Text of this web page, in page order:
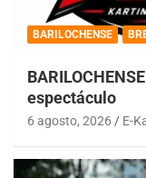
BARILOCHENSE
espectáculo
6 agosto, 2026 E-